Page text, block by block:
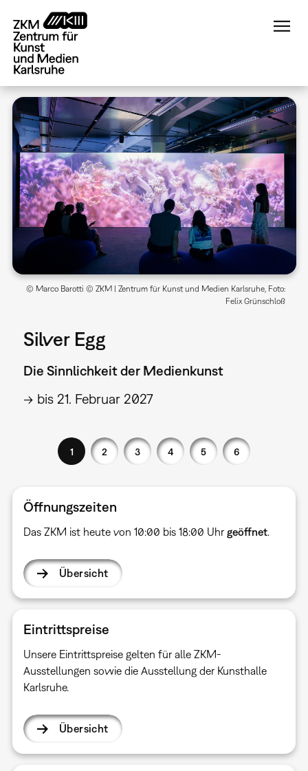
zum
Inhalt
© Marco Barotti © ZKM | Zentrum für Kunst und Medien Karlsruhe, Foto:
Felix Grünschloß
Silver Egg
Die Sinnlichkeit der Medienkunst
→ bis 21. Februar 2027
1 2 3 4 5 6
Öffnungszeiten
Das ZKM ist heute von 10:00 bis 18:00 Uhr geöffnet.
Übersicht
Eintrittspreise
Unsere Eintrittspreise gelten für alle ZKM-
Ausstellungen sowie die Ausstellung der Kunsthalle
Karlsruhe.
Übersicht